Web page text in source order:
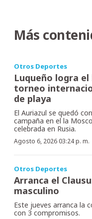
Más
Otros Deportes
Luqueño logra el
torneo
de playa
El Auriazul se quedó
campaña en el la
celebrada en Rusia.
Agosto 6, 2026 03:24 p. m.
Otros Deportes
Arranca el
masculino
Este jueves arranca la
con 3 compromisos.